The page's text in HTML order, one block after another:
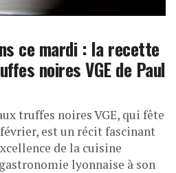
ce mardi : la recette
noires VGE de Paul
truffes noires VGE, qui fête
février, est un récit fascinant
de la cuisine
lyonnaise à son